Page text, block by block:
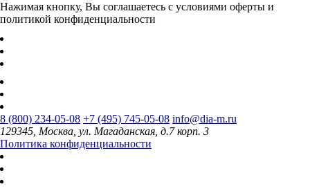
Нажимая кнопку, Вы соглашаетесь с условиями оферты и
политикой конфиденциальности
8 (800) 234-05-08 +7 (495) 745-05-08 info@dia-m.ru
129345, Москва, ул. Магаданская, д.7 корп. 3
Политика конфиденциальности